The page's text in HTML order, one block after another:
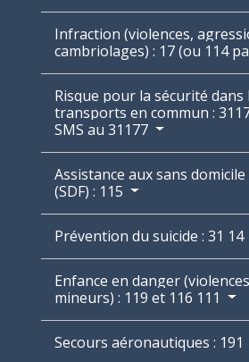
Infraction (violences,
cambriolages) : 17 (ou 114
Risque pour la sécurité dans
transports en commun :
SMS au 31177
Assistance aux sans domicile
(SDF) : 115
Prévention du suicide : 31 14
Enfance en danger
mineurs) : 119 et 116 111
Secours aéronautiques : 191